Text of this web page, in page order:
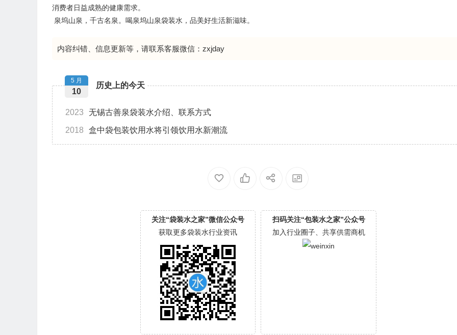
消费者日益成熟的健康需求。
泉坞山泉，千古名泉。喝泉坞山泉袋装水，品美好生活新滋味。
内容纠错、信息更新等，请联系客服微信：zxjday
历史上的今天
5 月
10
2023 无锡古善泉袋装水介绍、联系方式
2018 盒中袋包装饮用水将引领饮用水新潮流
关注“袋装水之家”微信公众号
获取更多袋装水行业资讯
扫码关注“包装水之家”公众号
加入行业圈子、共享供需商机